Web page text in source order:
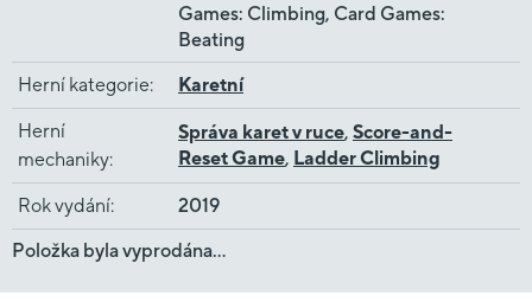
Games: Climbing, Card Games:
Beating
Herní kategorie: Karetní
Herní
mechaniky:
Správa karet v ruce, Score-and-
Reset Game, Ladder Climbing
Rok vydání:
2019
Položka byla vyprodána…